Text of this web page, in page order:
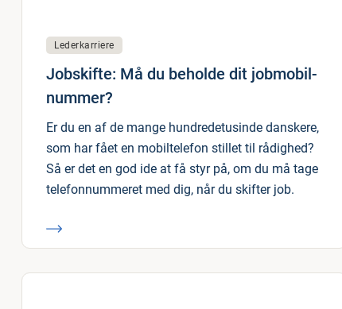
Lederkarriere
Jobskifte: Må du beholde dit jobmobil-
nummer?
Er du en af de mange hundredetusinde danskere,
som har fået en mobiltelefon stillet til rådighed?
Så er det en god ide at få styr på, om du må tage
telefonnummeret med dig, når du skifter job.